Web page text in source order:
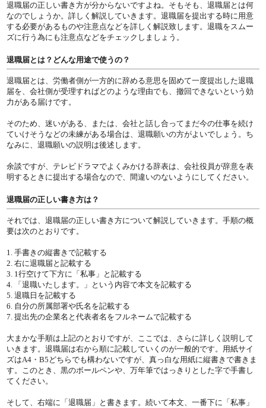
退職届の正しい書き方が分からないですよね。そもそも、退職届とは何
なのでしょうか。詳しく解説していきます。退職届を提出する時に用意
する必要があるものや注意点などを詳しく解説致します。退職をスムー
ズに行う為にも注意点などをチェックしましょう。
退職届とは？どんな用途で使うの？
退職届とは、労働者側が一方的に辞める意思を固めて一度提出した退職
届を、会社側が受理すればどのような理由でも、撤回できないという効
力がある届けです。
そのため、迷いがある、または、会社と話し合ってまだ今の仕事を続け
ていけそうなどの未練がある場合は、退職願いの方がよいでしょう。ち
なみに、退職願いの説明は後述します。
余談ですが、テレビドラマでよくみかける辞表は、会社役員が辞意を表
明するときに提出する場合なので、間違いのないようにしてください。
退職届の正しい書き方は？
それでは、退職届の正しい書き方について解説していきます。手順の概
要は次のとおりです。
1. 手書きの縦書きで記載する
2. 右に退職届と記載する
3. 1行空けて下方に「私事」と記載する
4. 「退職いたします。」という内容で本文を記載する
5. 退職日を記載する
6. 自分の所属部署や氏名を記載する
7. 提出先の企業名と代表者名をフルネームで記載する
大まかな手順は上記のとおりですが、ここでは、さらに詳しく説明して
いきます。退職届は右から順に記載していくのが一般的です。用紙サイ
ズはA4・B5どちらでも構わないですが、真っ白な用紙に縦書きで書きま
す。このとき、黒のボールペンや、万年筆ではっきりとした字で手書し
てください。
そして、右端に「退職届」と書きます。続いて本文、一番下に「私事」